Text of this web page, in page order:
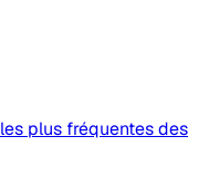
plus fréquentes des